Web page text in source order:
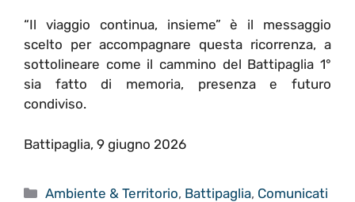
“Il viaggio continua, insieme” è il messaggio
scelto per accompagnare questa ricorrenza, a
sottolineare come il cammino del Battipaglia 1°
sia fatto di memoria, presenza e futuro
condiviso.
Battipaglia, 9 giugno 2026
Categorie
Ambiente & Territorio, Battipaglia, Comunicati